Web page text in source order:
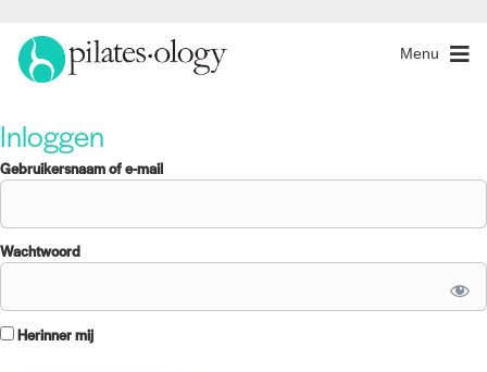
Menu
Inloggen
Gebruikersnaam of e-mail
Wachtwoord
Herinner mij